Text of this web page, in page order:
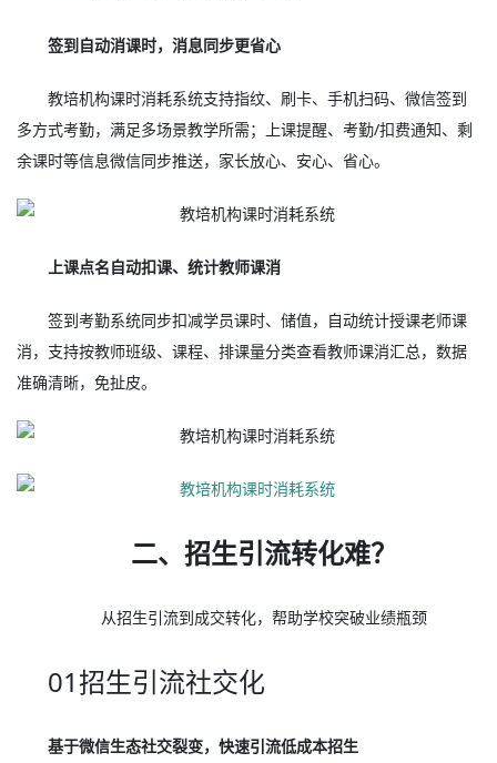
签到自动消课时，消息同步更省心
教培机构课时消耗系统支持指纹、刷卡、手机扫码、微信签到
多方式考勤，满足多场景教学所需；上课提醒、考勤/扣费通知、剩
余课时等信息微信同步推送，家长放心、安心、省心。
上课点名自动扣课、统计教师课消
签到考勤系统同步扣减学员课时、储值，自动统计授课老师课
消，支持按教师班级、课程、排课量分类查看教师课消汇总，数据
准确清晰，免扯皮。
二、招生引流转化难？
从招生引流到成交转化，帮助学校突破业绩瓶颈
01招生引流社交化
基于微信生态社交裂变，快速引流低成本招生